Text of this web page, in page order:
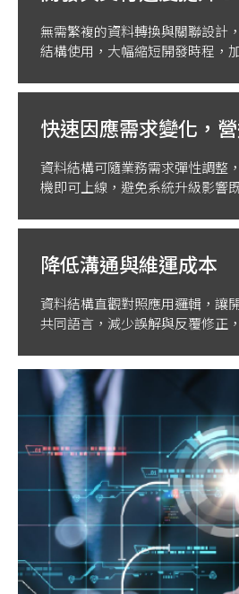
無需繁複的資料轉換與關聯設計
結構使用，大幅縮短開發時程，
快速因應需求變化，
資料結構可隨業務需求彈性調整
機即可上線，避免系統升級影響
降低溝通與維運成本
資料結構直觀對照應用邏輯，讓
共同語言，減少誤解與反覆修正